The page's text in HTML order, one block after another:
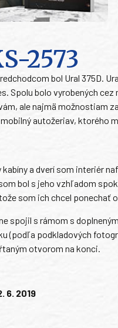
2573
bol Ural 375D.
Spolu bolo vyrobených
ale najmä možnostiam
autožeriav, ktorého
a dverí som interiér
bol s jeho vzhľadom
som ich chcel ponechať
spojil s rámom s
(podľa podkladových
otvorom na konci.
6. 2019